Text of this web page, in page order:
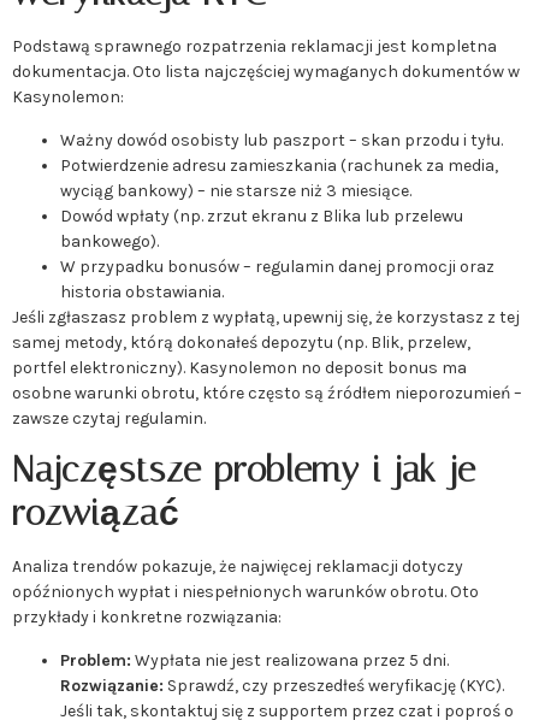
Podstawą sprawnego rozpatrzenia reklamacji jest kompletna
dokumentacja. Oto lista najczęściej wymaganych dokumentów w
Kasynolemon:
Ważny dowód osobisty lub paszport – skan przodu i tyłu.
Potwierdzenie adresu zamieszkania (rachunek za media,
wyciąg bankowy) – nie starsze niż 3 miesiące.
Dowód wpłaty (np. zrzut ekranu z Blika lub przelewu
bankowego).
W przypadku bonusów – regulamin danej promocji oraz
historia obstawiania.
Jeśli zgłaszasz problem z wypłatą, upewnij się, że korzystasz z tej
samej metody, którą dokonałeś depozytu (np. Blik, przelew,
portfel elektroniczny). Kasynolemon no deposit bonus ma
osobne warunki obrotu, które często są źródłem nieporozumień –
zawsze czytaj regulamin.
Najczęstsze problemy i jak je
rozwiązać
Analiza trendów pokazuje, że najwięcej reklamacji dotyczy
opóźnionych wypłat i niespełnionych warunków obrotu. Oto
przykłady i konkretne rozwiązania:
Problem: Wypłata nie jest realizowana przez 5 dni.
Rozwiązanie: Sprawdź, czy przeszedłeś weryfikację (KYC).
Jeśli tak, skontaktuj się z supportem przez czat i poproś o